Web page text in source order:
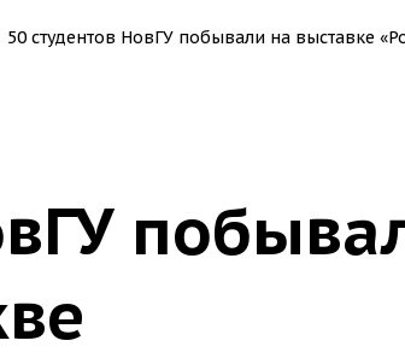
50 студентов НовГУ побывали на выставке